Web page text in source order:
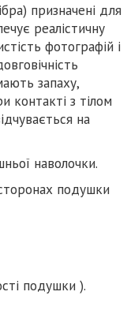
призначені для
реалістичну
фотографій і
запаху,
контакті з тілом
на
наволочки.
подушки
подушки ).